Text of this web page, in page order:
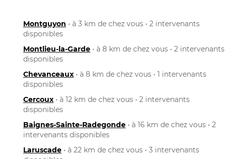
Montguyon • à 3 km de chez vous • 2 intervenants
disponibles
Montlieu-la-Garde • à 8 km de chez vous • 2 intervenants
disponibles
Chevanceaux • à 8 km de chez vous • 1 intervenants
disponibles
Cercoux • à 12 km de chez vous • 2 intervenants
disponibles
Baignes-Sainte-Radegonde • à 16 km de chez vous • 2
intervenants disponibles
Laruscade • à 22 km de chez vous • 3 intervenants